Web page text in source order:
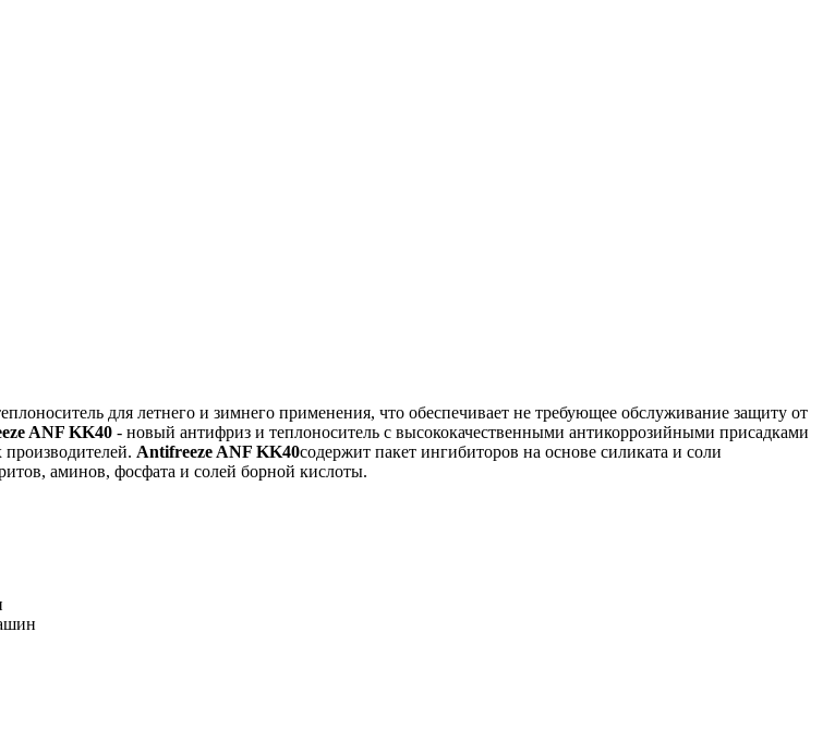
для летнего и зимнего применения, что обеспечивает не требующее обслуживание защиту от
ANF KK40 - новый антифриз и теплоноситель с высококачественными антикоррозийными присадками
Antifreeze ANF KK40содержит пакет ингибиторов на основе силиката и соли
аминов, фосфата и солей борной кислоты.